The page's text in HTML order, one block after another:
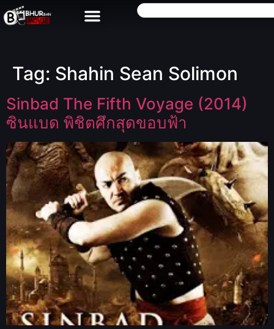
Tag: Shahin Sean Solimon
Sinbad The Fifth Voyage (2014)
ซินแบด พิชิตศึกสุดขอบฟ้า